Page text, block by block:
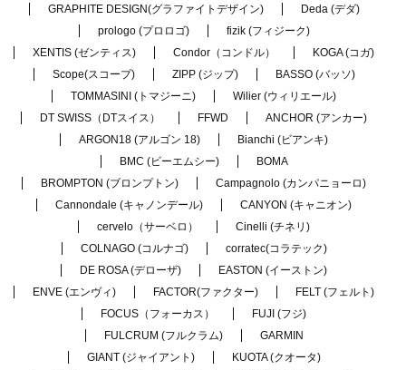
GRAPHITE DESIGN(グラファイトデザイン)
Deda (デダ)
prologo (プロロゴ)
fizik (フィジーク)
XENTIS (ゼンティス)
Condor（コンドル）
KOGA (コガ)
Scope(スコープ)
ZIPP (ジップ)
BASSO (バッソ)
TOMMASINI (トマジーニ)
Wilier (ウィリエール)
DT SWISS（DTスイス）
FFWD
ANCHOR (アンカー)
ARGON18 (アルゴン 18)
Bianchi (ビアンキ)
BMC (ビーエムシー)
BOMA
BROMPTON (ブロンプトン)
Campagnolo (カンパニョーロ)
Cannondale (キャノンデール)
CANYON (キャニオン)
cervelo（サーベロ）
Cinelli (チネリ)
COLNAGO (コルナゴ)
corratec(コラテック)
DE ROSA (デローザ)
EASTON (イーストン)
ENVE (エンヴィ)
FACTOR(ファクター)
FELT (フェルト)
FOCUS（フォーカス）
FUJI (フジ)
FULCRUM (フルクラム)
GARMIN
GIANT (ジャイアント)
KUOTA (クオータ)